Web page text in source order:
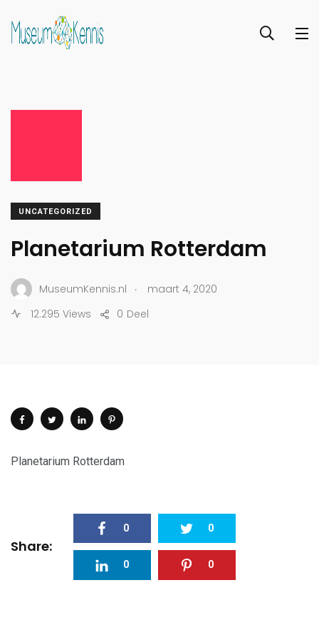
UNCATEGORIZED
Planetarium Rotterdam
MuseumKennis.nl .
maart 4, 2020
12.295 Views
Deel
0
Planetarium Rotterdam
Share:
0 0
0 0